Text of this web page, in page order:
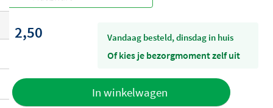
2,50 vandaag besteld, dinsdag in huis
Of kies je bezorgmoment zelf uit
In winkelwagen